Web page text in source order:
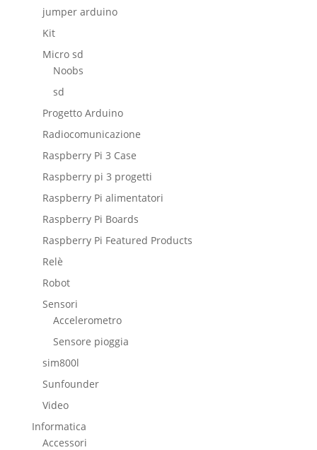
jumper arduino
Kit
Micro sd
Noobs
sd
Progetto Arduino
Radiocomunicazione
Raspberry Pi 3 Case
Raspberry pi 3 progetti
Raspberry Pi alimentatori
Raspberry Pi Boards
Raspberry Pi Featured Products
Relè
Robot
Sensori
Accelerometro
Sensore pioggia
sim800l
Sunfounder
Video
Informatica
Accessori